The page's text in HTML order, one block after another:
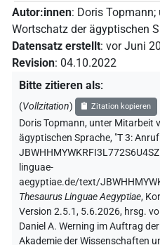
Autor:innen: Doris Topmann;
Wortschatz der ägyptischen
Datensatz erstellt: vor Juni
Revision: 04.10.2022
Bitte zitieren als:
(Vollzitation) Zitation kopieren
Doris Topmann, unter Mitarbeit
ägyptischen Sprache, "T 3:
linguae-
aegyptiae.de/text/
Thesaurus Linguae Aegyptiae,
Version 2.5.1, 5.6.2026, hrsg.
Daniel A. Werning im Auftrag
Akademie der Wissenschaften